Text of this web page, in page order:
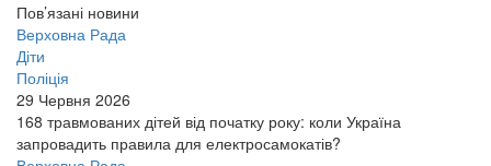
Пов’язані новини
Верховна Рада
Діти
Поліція
29 Червня 2026
168 травмованих дітей від початку року: коли Україна
запровадить правила для електросамокатів?